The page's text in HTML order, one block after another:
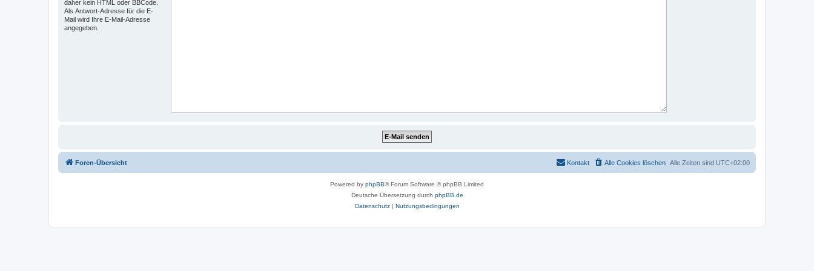
daher kein HTML oder BBCode.
Als Antwort-Adresse für die E-
Mail wird Ihre E-Mail-Adresse
angegeben.
Foren-Übersicht Alle Zeiten sind UTC+02:00
Alle Cookies löschen
Kontakt
Powered by phpBB® Forum Software © phpBB Limited
Deutsche Übersetzung durch phpBB.de
Datenschutz| Nutzungsbedingungen